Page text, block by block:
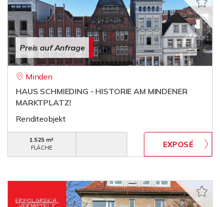
Preis auf Anfrage
Minden
HAUS SCHMIEDING - HISTORIE AM MINDENER
MARKTPLATZ!
Renditeobjekt
1.525 m²
FLÄCHE